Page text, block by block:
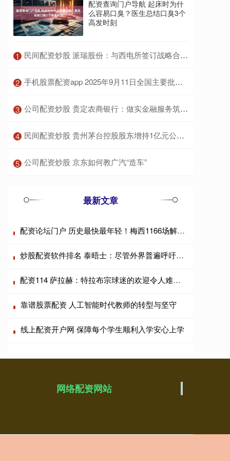
配资查询门户导航 起床时为什
么容易口臭？医生总结口臭3个
高发时刻
1 ​民间配资炒股 派瑞股份：与西电所签订战略合作协议
2 ​手机股票配资app 2025年9月11日全国主要批发市场红毛丹价格行情
3 ​公司配资炒股 贵定农商银行：做实金融服务筑根基 擦亮品牌底色惠民生
4 ​民间配资炒股 贵州茅台控股股东增持1亿元公司股票；苏大维格拟收购光掩模检测设备公司控股权｜公告精选
5 ​公司配资炒股 京东如何教广汽“造车”
最新文章
配资论坛门户 历史最快最年轻！梅西1166场解锁920球里程碑，比C罗快93场
炒股配资软件排名 泰晤士：尽管外界普遍呼吁其下台，因凡蒂诺仍拒绝辞职
配资114 萨拉赫：特拉布宗球迷的欢迎令人难以置信，期待与球队一起训练
靠谱股票配资 人工智能时代教师的转型与坚守
线上配资开户网 保障每个学生顺利入学安心上学
网络配资网站